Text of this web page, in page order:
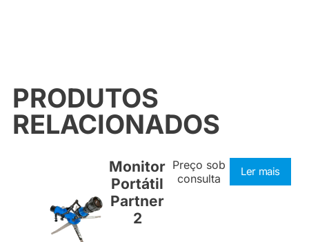
PRODUTOS
RELACIONADOS
Monitor
Portátil
Partner
2
Preço sob
consulta
Ler mais